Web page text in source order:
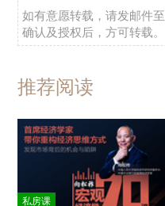
如有意愿转载，请发邮件至
确认及授权后，方可转载。
推荐阅读
私房课